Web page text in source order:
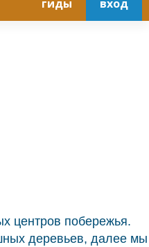
гиды вход
центров побережья.
деревьев, далее мы